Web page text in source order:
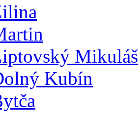
Mikuláš
Kubín